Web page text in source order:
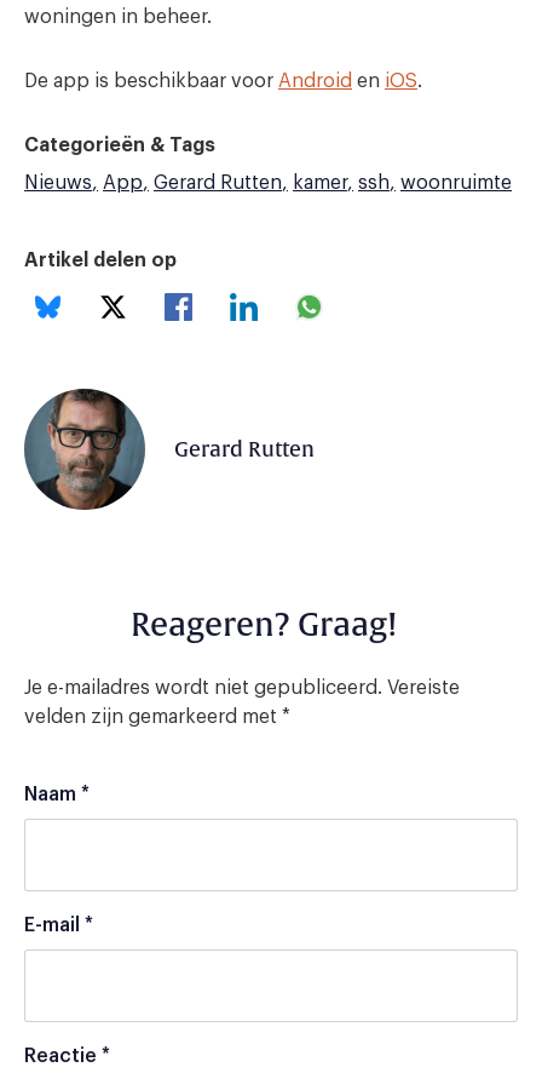
woningen in beheer.
De app is beschikbaar voor Android en iOS.
Categorieën & Tags
Nieuws
App Gerard Rutten kamer ssh woonruimte
Artikel delen op
Gerard Rutten
Reageren? Graag!
Je e-mailadres wordt niet gepubliceerd. Vereiste
velden zijn gemarkeerd met *
Naam *
E-mail *
Reactie *